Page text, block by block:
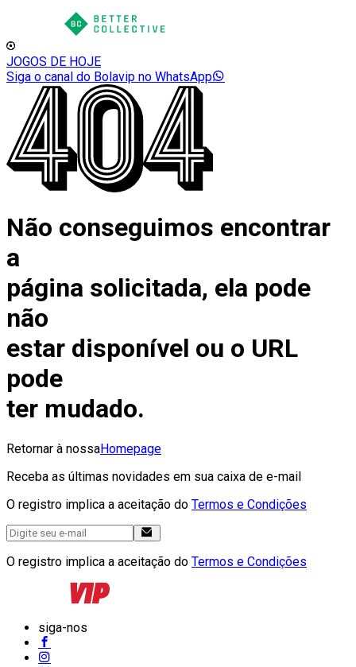
JOGOS DE HOJE
Siga o canal do Bolavip no WhatsApp
Não conseguimos encontrar
a
página solicitada, ela pode
não
estar disponível ou o URL
pode
ter mudado.
Retornar à nossaHomepage
Receba as últimas novidades em sua caixa de e-mail
O registro implica a aceitação do Termos e Condições
O registro implica a aceitação do Termos e Condições
siga-nos